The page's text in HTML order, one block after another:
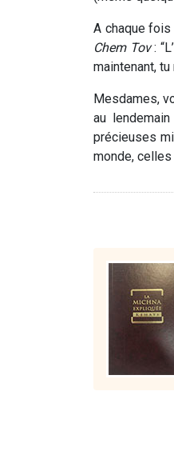
A chaque fois
Chem Tov:
maintenant, tu
Mesdames,
au
précieuses
monde, celles